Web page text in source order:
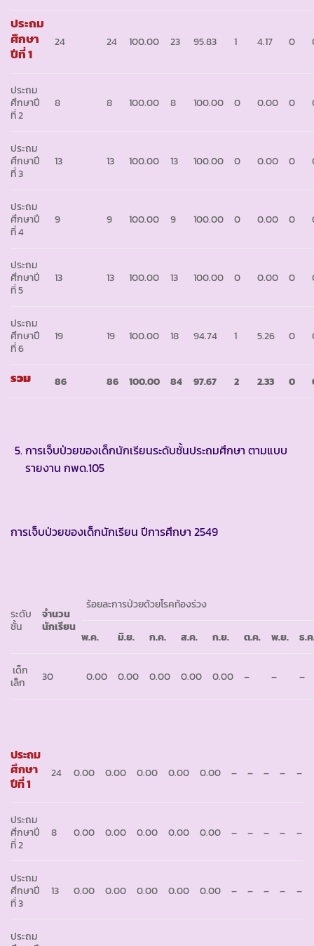
ประถม
ศึกษา
ปีที่ 1
24 24 100.00 23 95.83 1 4.17 0
ประถม
ศึกษาปี
ที่ 2
8 8 100.00 8 100.00 0 0.00 0
ประถม
ศึกษาปี
ที่ 3
13 13 100.00 13 100.00 0 0.00 0
ประถม
ศึกษาปี
ที่ 4
9 9 100.00 9 100.00 0 0.00 0
ประถม
ศึกษาปี
ที่ 5
13 13 100.00 13 100.00 0 0.00 0
ประถม
ศึกษาปี
ที่ 6
19 19 100.00 18 94.74 1 5.26 0
รวม 86 86 100.00 84 97.67 2 2.33 0
การเจ็บป่วยของเด็กนักเรียนระดับชั้นประถมศึกษา ตามแบบ
รายงาน กพด.105
การเจ็บป่วยของเด็กนักเรียน ปีการศึกษา 2549
ระดับ
ชั้น
จำนวน
นักเรียน
ร้อยละการป่วยด้วยโรคท้องร่วง
พ.ค. มิ.ย. ก.ค. ส.ค. ก.ย. ต.ค. พ.ย. ธ.
เด็ก
เล็ก
30 0.00 0.00 0.00 0.00 0.00 – – –
ประถม
ศึกษา
ปีที่ 1
24 0.00 0.00 0.00 0.00 0.00 – – – – –
ประถม
ศึกษาปี
ที่ 2
8 0.00 0.00 0.00 0.00 0.00 – – – – –
ประถม
ศึกษาปี
ที่ 3
13 0.00 0.00 0.00 0.00 0.00 – – – – –
ประถม